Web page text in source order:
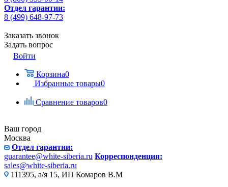
Отдел гарантии:
8 (499) 648-97-73
Заказать звонок
Задать вопрос
Войти
Корзина0
Избранные товары0
Сравнение товаров0
Ваш город
Москва
Отдел гарантии:
guarantee@white-siberia.ru Корреспонденция:
sales@white-siberia.ru
111395, а/я 15, ИП Комаров В.М